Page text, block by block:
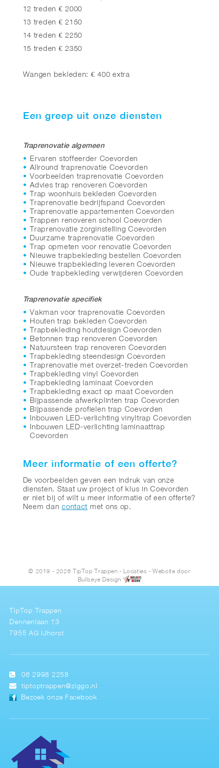
12 treden € 2000
13 treden € 2150
14 treden € 2250
15 treden € 2350
Wangen bekleden: € 400 extra
Een greep uit onze diensten
Traprenovatie algemeen
Ervaren stoffeerder Coevorden
Allround traprenovatie Coevorden
Voorbeelden traprenovatie Coevorden
Advies trap renoveren Coevorden
Trap woonhuis bekleden Coevorden
Traprenovatie bedrijfspand Coevorden
Traprenovatie appartementen Coevorden
Trappen renoveren school Coevorden
Traprenovatie zorginstelling Coevorden
Duurzame traprenovatie Coevorden
Trap opmeten voor renovatie Coevorden
Nieuwe trapbekleding bestellen Coevorden
Nieuwe trapbekleding leveren Coevorden
Oude trapbekleding verwijderen Coevorden
Traprenovatie specifiek
Vakman voor traprenovatie Coevorden
Houten trap bekleden Coevorden
Trapbekleding houtdesign Coevorden
Betonnen trap renoveren Coevorden
Natuursteen trap renoveren Coevorden
Trapbekleding steendesign Coevorden
Traprenovatie met overzet-treden Coevorden
Trapbekleding vinyl Coevorden
Trapbekleding laminaat Coevorden
Trapbekleding exact op maat Coevorden
Bijpassende afwerkplinten trap Coevorden
Bijpassende profielen trap Coevorden
Inbouwen LED-verlichting vinyltrap Coevorden
Inbouwen LED-verlichting laminaattrap
Coevorden
Meer informatie of een offerte?
De voorbeelden geven een indruk van onze
diensten. Staat uw project of klus in Coevorden
er niet bij of wilt u meer informatie of een offerte?
Neem dancontact met ons op.
© 2019 - 2026 TipTop Trappen- Locaties - Website door
Bullseye Design
TipTop Trappen
Dennenlaan 13
7955 AG IJhorst
06 2998 2258
tiptoptrappen@ziggo.nl
Bezoek onze Facebook